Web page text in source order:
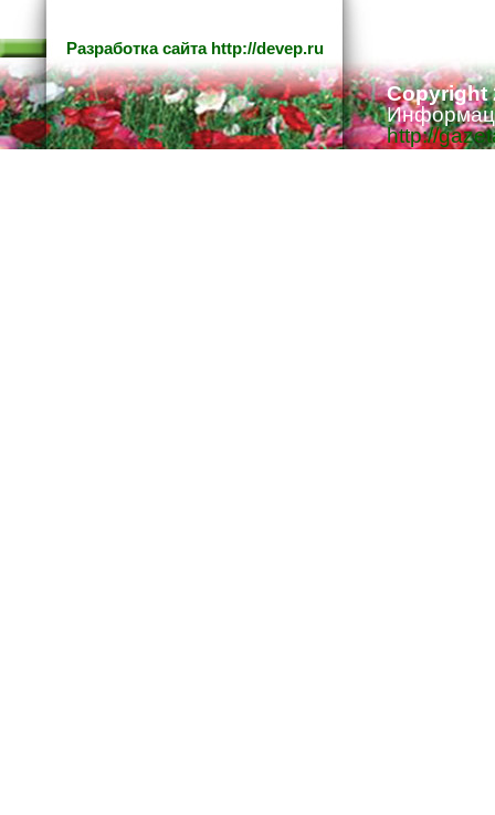
Разработка сайта http://devep.ru
Copyright
http://